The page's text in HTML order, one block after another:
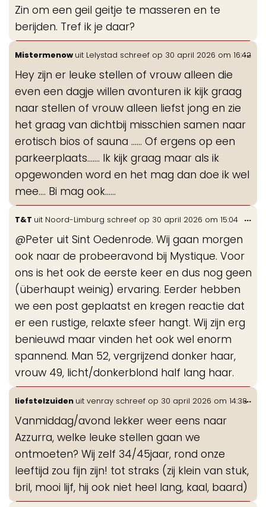
Zin om een geil geitje te masseren en te
berijden. Tref ik je daar?
Mistermenow uit Lelystad schreef op 30 april 2026 om 16:42
Hey zijn er leuke stellen of vrouw alleen die
even een dagje willen avonturen ik kijk graag
naar stellen of vrouw alleen liefst jong en zie
het graag van dichtbij misschien samen naar
erotisch bios of sauna ...... Of ergens op een
parkeerplaats....... Ik kijk graag maar als ik
opgewonden word en het mag dan doe ik wel
mee.... Bi mag ook......
...
T&T uit Noord-Limburg schreef op 30 april 2026 om 15:04
@Peter uit Sint Oedenrode. Wij gaan morgen
ook naar de probeeravond bij Mystique. Voor
ons is het ook de eerste keer en dus nog geen
(überhaupt weinig) ervaring. Eerder hebben
we een post geplaatst en kregen reactie dat
er een rustige, relaxte sfeer hangt. Wij zijn erg
benieuwd maar vinden het ook wel enorm
spannend. Man 52, vergrijzend donker haar,
vrouw 49, licht/donkerblond half lang haar.
...
liefstelzuiden uit venray schreef op 30 april 2026 om 14:38
Vanmiddag/avond lekker weer eens naar
Azzurra, welke leuke stellen gaan we
ontmoeten? Wij zelf 34/45jaar, rond onze
leeftijd zou fijn zijn! tot straks (zij klein van stuk,
bril, mooi lijf, hij ook niet heel lang, kaal, baard)
...